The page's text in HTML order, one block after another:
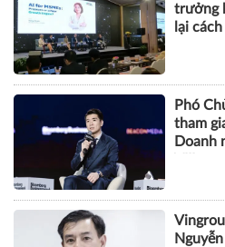
trưởng
lại
Phó
tham
Doanh